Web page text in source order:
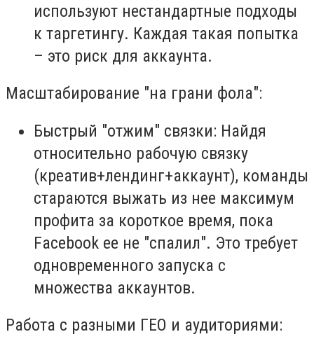
используют нестандартные подходы
к таргетингу. Каждая такая попытка
– это риск для аккаунта.
Масштабирование "на грани фола":
Быстрый "отжим" связки: Найдя
относительно рабочую связку
(креатив+лендинг+аккаунт), команды
стараются выжать из нее максимум
профита за короткое время, пока
Facebook ее не "спалил". Это требует
одновременного запуска с
множества аккаунтов.
Работа с разными ГЕО и аудиториями: